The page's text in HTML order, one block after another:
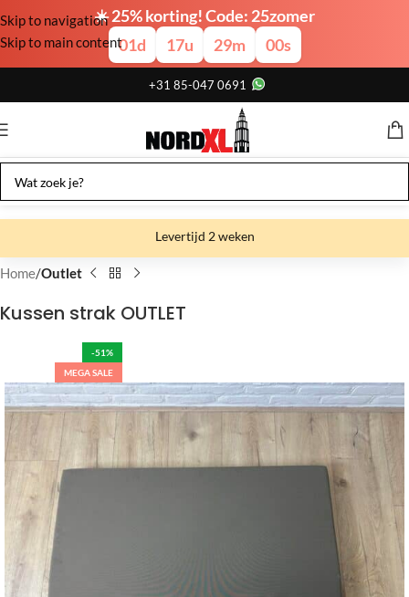
☀️ 25% korting! Code: 25zomer
01d 17u 29m 00s
Skip to navigation
Skip to main content
+31 85-047 0691
Levertijd 2 weken
Gratis afhalen
Home Outlet
Kussen strak OUTLET
-51%
MEGA SALE